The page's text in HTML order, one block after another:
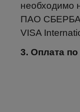
необходимо
ПАО
VISA
3. Оплата